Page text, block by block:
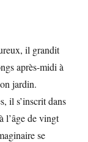
il grandit
après-midi à
jardin.
il s’inscrit dans
l’âge de vingt
se